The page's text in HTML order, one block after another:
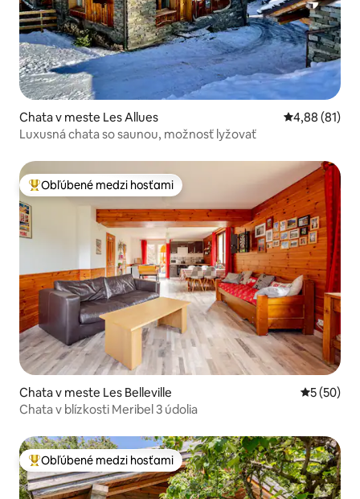
Chata v meste Les Allues Priemerné
4,88 (81)
Luxusná chata so saunou, možnosť lyžovať
Najobľúbenejšie medzi hosťami
Obľúbené medzi hosťami
Chata v meste Les Belleville
5 (50)
Chata v blízkosti Meribel 3 údolia
Najobľúbenejšie medzi hosťami
Obľúbené medzi hosťami